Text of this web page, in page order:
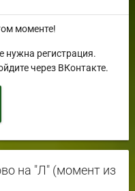
моменте!
нужна регистрация.
через ВКонтакте.
на "Л" (момент из